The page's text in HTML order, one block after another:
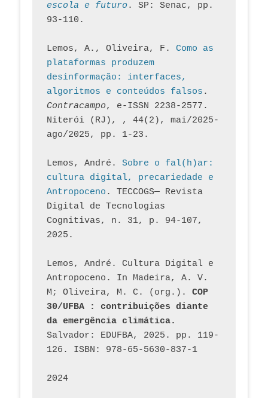
escola e futuro. SP: Senac, pp.
93-110.
Lemos, A., Oliveira, F. Como as
plataformas produzem
desinformação: interfaces,
algoritmos e conteúdos falsos
Contracampo, e-ISSN 2238-2577.
Niterói (RJ), , 44(2), mai/2025-
ago/2025, pp. 1-23.
Lemos, André. Sobre o fal(h)ar:
cultura digital, precariedade e
Antropoceno . TECCOGS— Revista
Digital de Tecnologias
Cognitivas, n. 31, p. 94-107,
2025.
Lemos, André. Cultura Digital e
Antropoceno. In Madeira, A. V.
M; Oliveira, M. C. (org.). COP
30/UFBA : contribuições diante
da emergência climática.
Salvador: EDUFBA, 2025. pp. 119-
126. ISBN: 978-65-5630-837-1
2024